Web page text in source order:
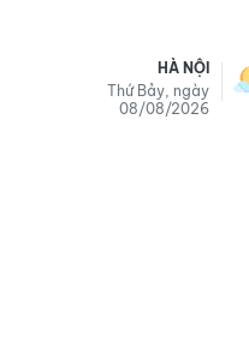
HÀ NỘI
Thứ Bảy, ngày
08/08/2026